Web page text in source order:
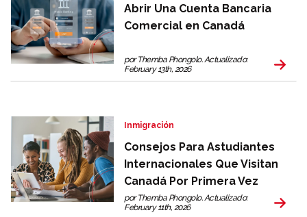
Abrir Una Cuenta Bancaria
Comercial en Canadá
por Themba Phongolo. Actualizado:
February 13th, 2026
Inmigración
Consejos Para Astudiantes
Internacionales Que Visitan
Canadá Por Primera Vez
por Themba Phongolo. Actualizado:
February 11th, 2026